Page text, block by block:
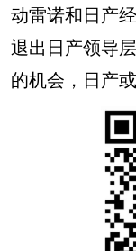
动雷诺和日产
退出日产领导
的机会，日产